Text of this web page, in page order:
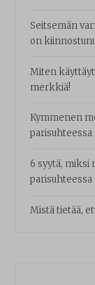
Seitsemän
on
Miten
merkkiä!
Kymmenen
parisuhteessa
6 syytä, miksi
parisuhteessa
Mistä tietää,